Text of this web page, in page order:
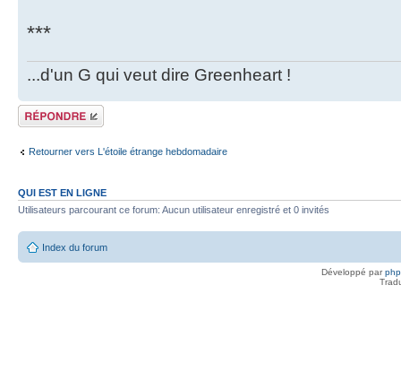
***
...d'un G qui veut dire Greenheart !
Répondre
Retourner vers L'étoile étrange hebdomadaire
QUI EST EN LIGNE
Utilisateurs parcourant ce forum: Aucun utilisateur enregistré et 0 invités
Index du forum
Développé par